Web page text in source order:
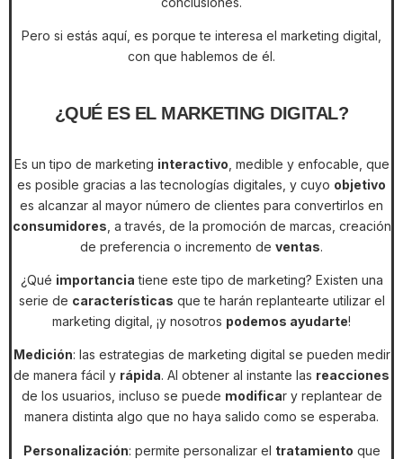
Pero si estás aquí, es porque te interesa el marketing digital,
con que hablemos de él.
¿QUÉ ES EL MARKETING DIGITAL?
Es un tipo de marketing interactivo , medible y enfocable, que
es posible gracias a las tecnologías digitales, y cuyo objetivo
es alcanzar al mayor número de clientes para convertirlos en
consumidores , a través, de la promoción de marcas, creación
de preferencia o incremento de ventas.
¿Qué importancia tiene este tipo de marketing? Existen una
serie de características que te harán replantearte utilizar el
marketing digital, ¡y nosotros podemos ayudarte!
Medición: las estrategias de marketing digital se pueden medir
de manera fácil y rápida. Al obtener al instante las reacciones
de los usuarios, incluso se puede modificar y replantear de
manera distinta algo que no haya salido como se esperaba.
Personalización: permite personalizar el tratamiento que